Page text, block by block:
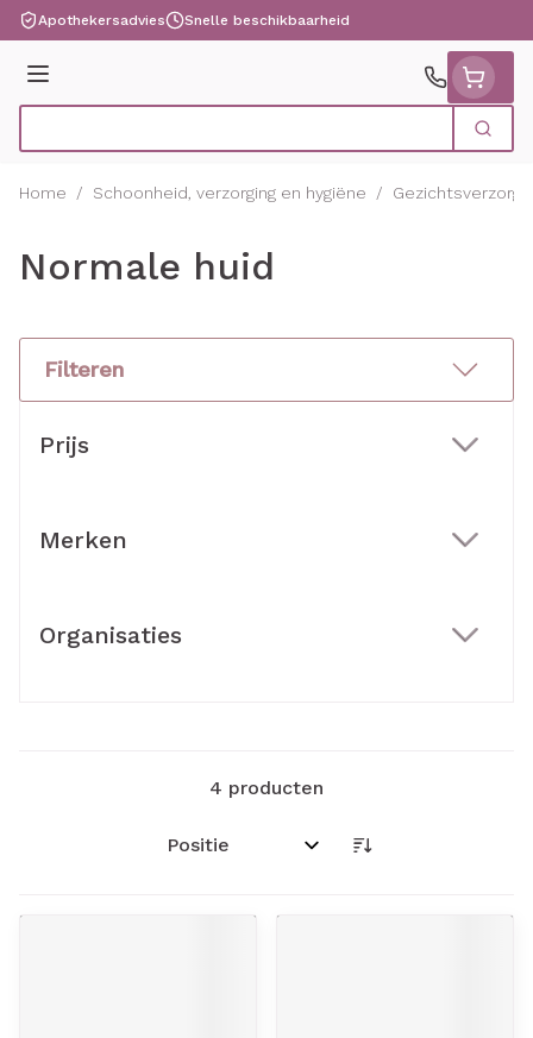
Ga naar de inhoud
Apothekersadvies Snelle beschikbaarheid
Menu
Zoek
Home / Schoonheid, verzorging en hygiëne /
Normale huid
Filteren
Prijs
Merken
Organisaties
4 producten
Sorteer op: